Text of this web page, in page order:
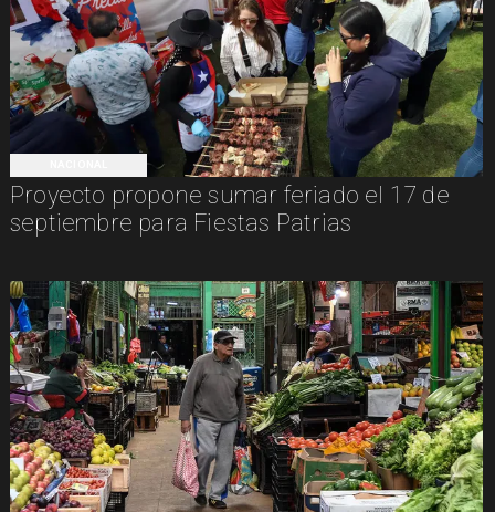
Proyecto propone sumar feriado el 17 de
septiembre para Fiestas Patrias